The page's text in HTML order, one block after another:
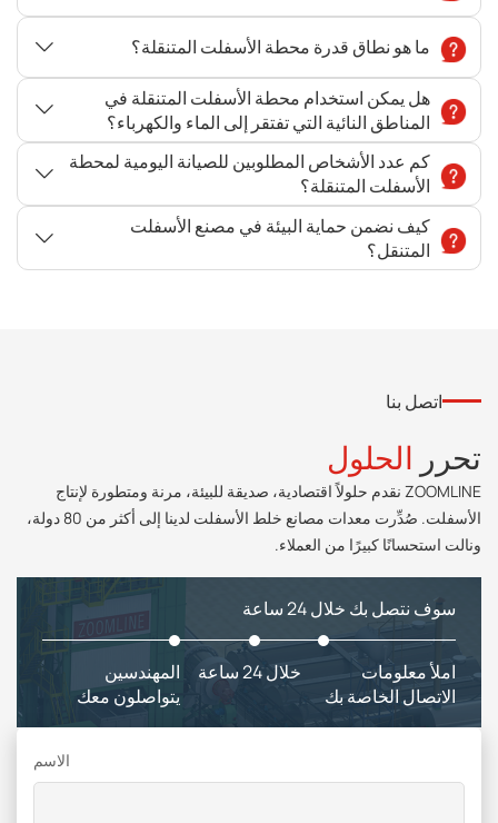
ما هو نطاق قدرة محطة الأسفلت المتنقلة؟
هل يمكن استخدام محطة الأسفلت المتنقلة في
المناطق النائية التي تفتقر إلى الماء والكهرباء؟
كم عدد الأشخاص المطلوبين للصيانة اليومية لمحطة
الأسفلت المتنقلة؟
كيف نضمن حماية البيئة في مصنع الأسفلت
المتنقل؟
اتصل بنا
تحرر الحلول
ZOOMLINE نقدم حلولاً اقتصادية، صديقة للبيئة، مرنة ومتطورة لإنتاج
الأسفلت. صُدِّرت معدات مصانع خلط الأسفلت لدينا إلى أكثر من 80 دولة،
ونالت استحسانًا كبيرًا من العملاء.
سوف نتصل بك خلال 24 ساعة
املأ معلومات
الاتصال الخاصة بك
خلال 24 ساعة
المهندسين
يتواصلون معك
الاسم